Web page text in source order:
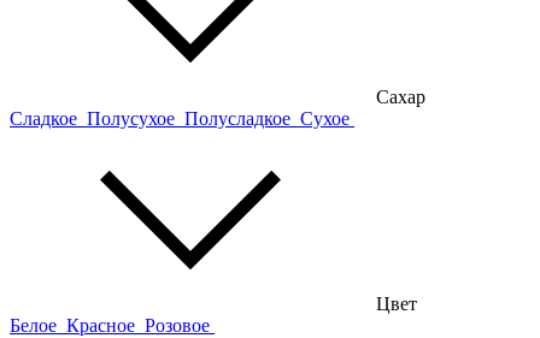
Сахар
Сладкое Полусухое Полусладкое Сухое
Цвет
Белое Красное Розовое